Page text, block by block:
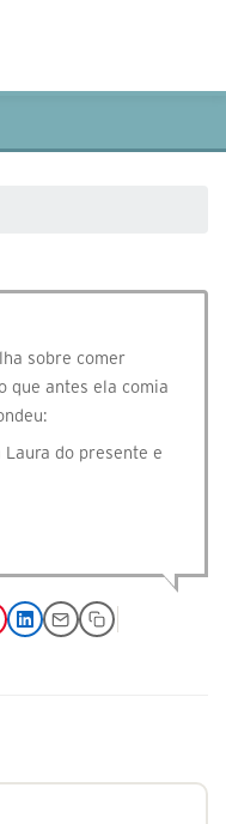
sobre comer
que antes ela comia
Laura do presente e